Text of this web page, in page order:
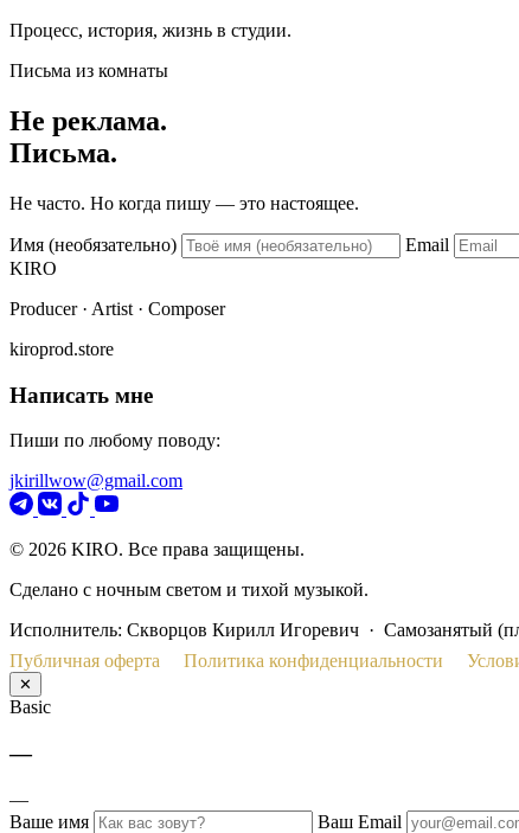
Процесс, история, жизнь в студии.
Письма из комнаты
Не реклама.
Письма.
Не часто. Но когда пишу — это настоящее.
Имя (необязательно) Email
KIRO
Producer · Artist · Composer
kiroprod.store
Написать мне
Пиши по любому поводу:
jkirillwow@gmail.com
© 2026 KIRO. Все права защищены.
Сделано с ночным светом и тихой музыкой.
Исполнитель: Скворцов Кирилл Игоревич · Самозанятый
Публичная оферта
Политика конфиденциальности
✕
Basic
—
—
Ваше имя
Ваш Email